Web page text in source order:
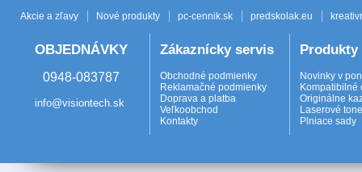
Akcie a zľavy Nové produkty pc-cennik.sk predskolak.eu
OBJEDNÁVKY
0948-083787
info@visiontech.sk
Zákaznícky servis
Obchodné podmienky
Reklamačné podmienky
Doprava a platba
Veľkoobchod
Kontakty
Produkty
Novinky v
Kompatibilné
Originálne
Laserové
Plniace sady